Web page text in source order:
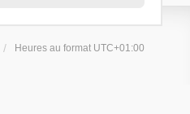
Heures au format UTC+01:00